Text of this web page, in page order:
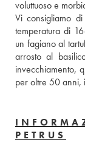
voluttuoso e
Vi consigliamo
temperatura di
un fagiano al
arrosto al
invecchiamento,
per oltre 50 anni,
PETRUS